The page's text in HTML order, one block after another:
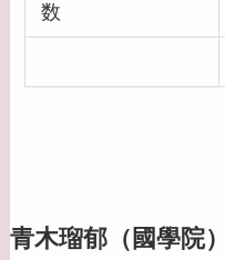
数
青木瑠郁（國學院